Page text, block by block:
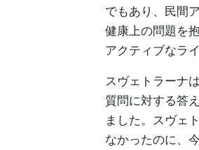
でもあり、民間
健康上の問題を
アクティブなラ
スヴェトラーナ
質問に対する答
ました。スヴェ
なかったのに、